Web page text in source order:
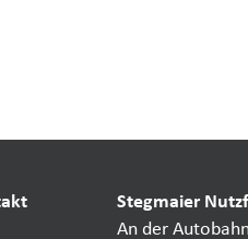
Stegmaier
An der